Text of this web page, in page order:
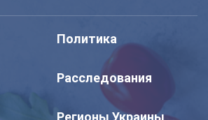
Политика
Расследования
Регионы Украины